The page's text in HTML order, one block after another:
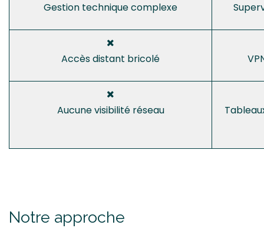
Gestion technique complexe
Accès distant bricolé
Aucune visibilité réseau
Notre approche